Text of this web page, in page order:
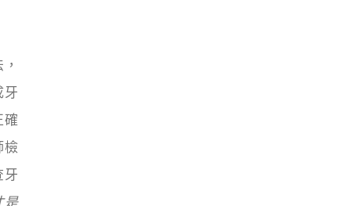
牙
確
檢
牙
是